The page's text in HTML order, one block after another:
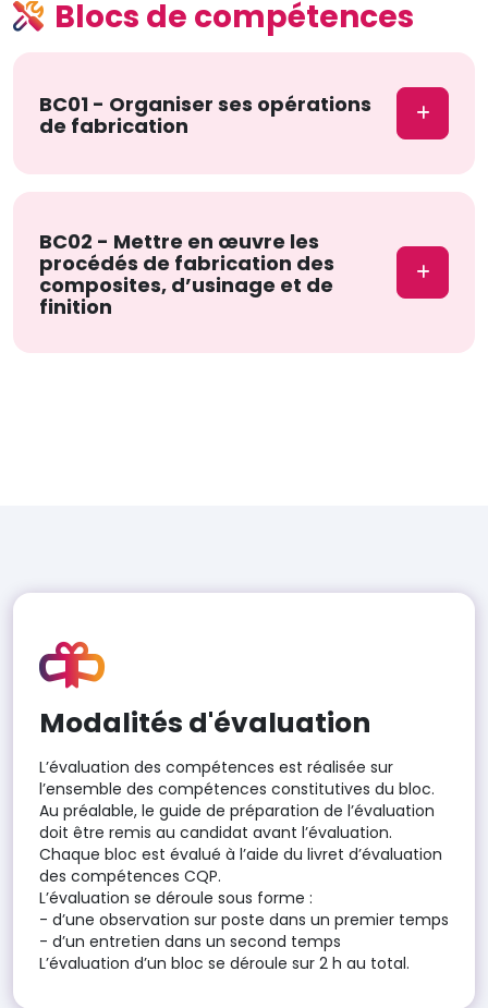
Blocs de compétences
BC01 - Organiser ses opérations
de fabrication
BC02 - Mettre en œuvre les
procédés de fabrication des
composites, d’usinage et de
finition
Modalités d'évaluation
L’évaluation des compétences est réalisée sur
l’ensemble des compétences constitutives du bloc.
Au préalable, le guide de préparation de l’évaluation
doit être remis au candidat avant l’évaluation.
Chaque bloc est évalué à l’aide du livret d’évaluation
des compétences CQP.
L’évaluation se déroule sous forme :
- d’une observation sur poste dans un premier temps
- d’un entretien dans un second temps
L’évaluation d’un bloc se déroule sur 2 h au total.